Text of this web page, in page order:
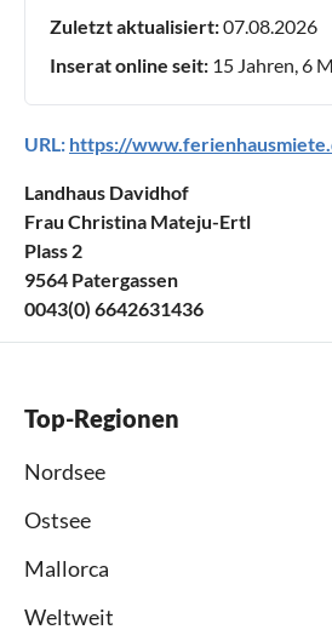
Zuletzt aktualisiert:07.08.2026
Inserat online seit: 15 Jahren, 6
URL: https://
Landhaus Davidhof
Frau Christina Mateju-Ertl
Plass 2
9564 Patergassen
0043(0) 6642631436
Top-Regionen
Nordsee
Ostsee
Mallorca
Weltweit